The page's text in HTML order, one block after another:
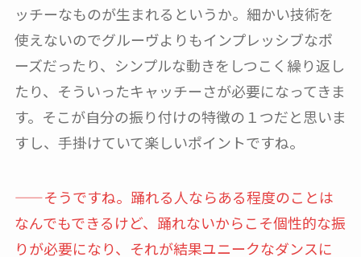
ッチーなものが生まれるというか。細かい技術を
使えないのでグルーヴよりもインプレッシブなポ
ーズだったり、シンプルな動きをしつこく繰り返し
たり、そういったキャッチーさが必要になってきま
す。そこが自分の振り付けの特徴の１つだと思いま
すし、手掛けていて楽しいポイントですね。
——そうですね。踊れる人ならある程度のことは
なんでもできるけど、踊れないからこそ個性的な振
りが必要になり、それが結果ユニークなダンスに